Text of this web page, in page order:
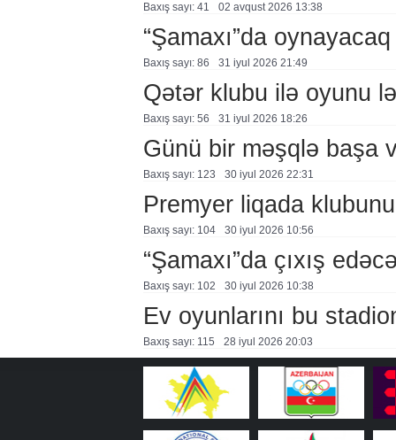
Baxış sayı: 41 02 avqust 2026 13:38
“Şamaxı”da oynayacaq
Baxış sayı: 86 31 i̇yul 2026 21:49
Qətər klubu ilə oyunu
Baxış sayı: 56 31 i̇yul 2026 18:26
Günü bir məşqlə başa
Baxış sayı: 123 30 i̇yul 2026 22:31
Premyer liqada
Baxış sayı: 104 30 i̇yul 2026 10:56
“Şamaxı”da çıxış
Baxış sayı: 102 30 i̇yul 2026 10:38
Ev oyunlarını bu
Baxış sayı: 115 28 i̇yul 2026 20:03